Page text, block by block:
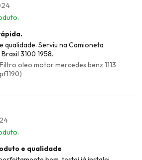
qualidade. Serviu na Camioneta
3100 1958.
oleo motor mercedes benz 1113
e qualidade